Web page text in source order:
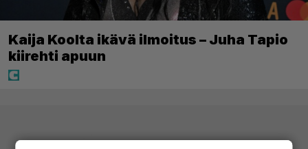
Kaija Koolta ikävä ilmoitus – Juha Tapio
kiirehti apuun